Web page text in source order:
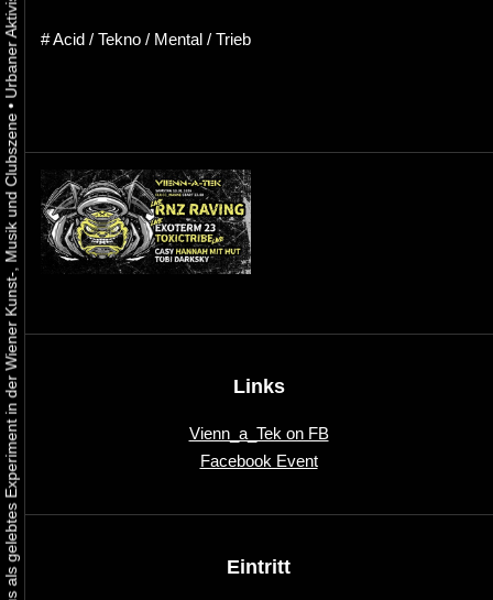
Urbaner Aktivismus als gelebtes Experiment in der Wiener Kunst-, Musik und Clubszene
•
# Acid / Tekno / Mental / Trieb
Links
Vienn_a_Tek on FB
Facebook Event
Eintritt